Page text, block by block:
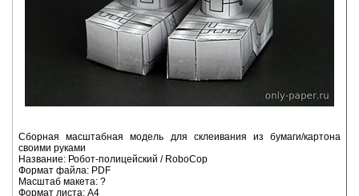
Сборная масштабная модель для склеивания из бумаги/картона
своими руками
Название: Робот-полицейский / RoboCop
Формат файла: PDF
Масштаб макета: ?
Формат листа: А4